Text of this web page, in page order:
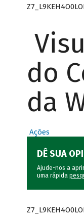
do
da
Ações
DÊ SUA
Ajude-nos a
uma rápida